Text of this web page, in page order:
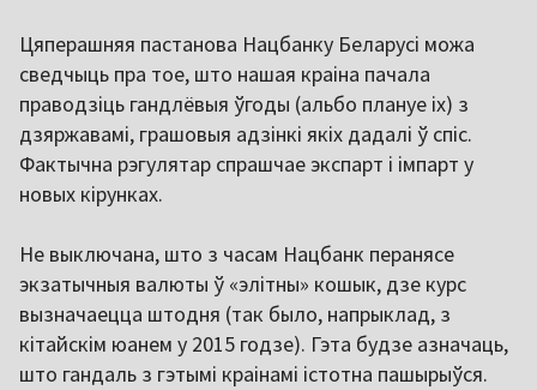
Цяперашняя пастанова Нацбанку Беларусі можа
сведчыць пра тое, што нашая краіна пачала
праводзіць гандлёвыя ўгоды (альбо плануе іх) з
дзяржавамі, грашовыя адзінкі якіх дадалі ў спіс.
Фактычна рэгулятар спрашчае экспарт і імпарт у
новых кірунках.
Не выключана, што з часам Нацбанк перанясе
экзатычныя валюты ў «элітны» кошык, дзе курс
вызначаецца штодня (так было, напрыклад, з
кітайскім юанем у 2015 годзе). Гэта будзе азначаць,
што гандаль з гэтымі краінамі істотна пашырыўся.